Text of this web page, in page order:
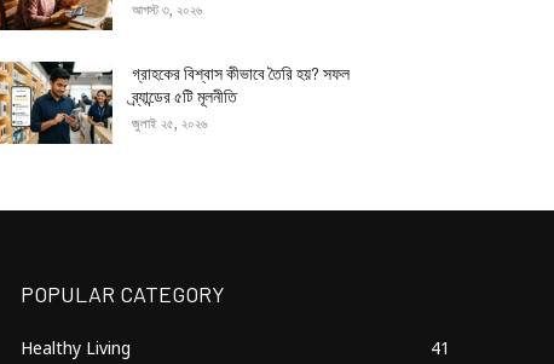
আগস্ট ৩, ২০২৬
গ্রাহকের বিশ্বাস কীভাবে তৈরি হয়? সফল
ব্র্যান্ডের ৫টি মূলনীতি
জুলাই ২৫, ২০২৬
POPULAR CATEGORY
Healthy Living
41